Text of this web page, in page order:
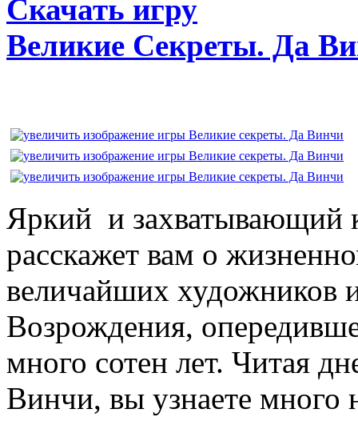
Скачать игру
Великие Секреты. Да
Яркий и захватывающий
расскажет вам о
величайших художников
Возрождения,
много сотен лет. Читая
Винчи, вы узнаете много